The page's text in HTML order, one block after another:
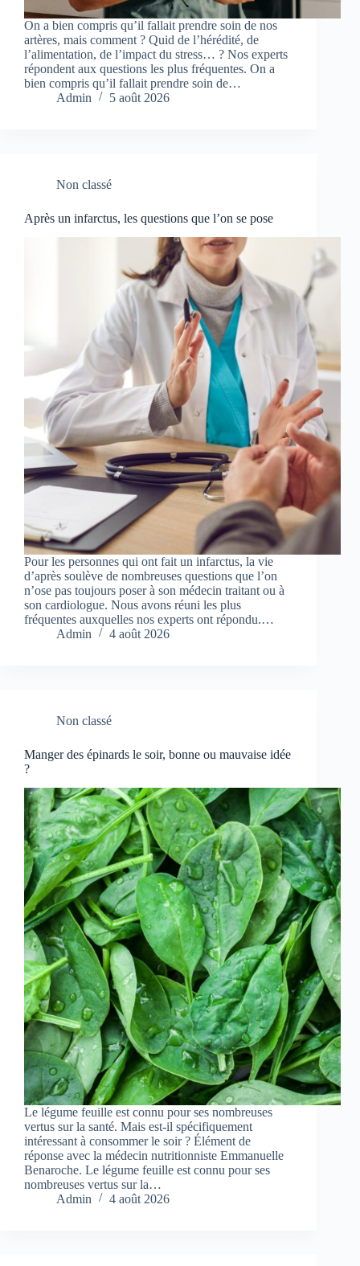
On a bien compris qu’il fallait prendre soin de nos
artères, mais comment ? Quid de l’hérédité, de
l’alimentation, de l’impact du stress… ? Nos experts
répondent aux questions les plus fréquentes. On a
bien compris qu’il fallait prendre soin de…
Admin
5 août 2026
Non classé
Après un infarctus, les questions que l’on se pose
Pour les personnes qui ont fait un infarctus, la vie
d’après soulève de nombreuses questions que l’on
n’ose pas toujours poser à son médecin traitant ou à
son cardiologue. Nous avons réuni les plus
fréquentes auxquelles nos experts ont répondu.…
Admin
4 août 2026
Non classé
Manger des épinards le soir, bonne ou mauvaise idée
?
Le légume feuille est connu pour ses nombreuses
vertus sur la santé. Mais est-il spécifiquement
intéressant à consommer le soir ? Élément de
réponse avec la médecin nutritionniste Emmanuelle
Benaroche. Le légume feuille est connu pour ses
nombreuses vertus sur la…
Admin
4 août 2026